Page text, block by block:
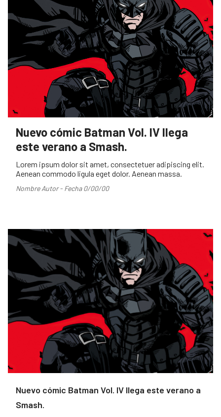
Nuevo cómic Batman Vol. IV llega
este verano a Smash.
Lorem ipsum dolor sit amet, consectetuer adipiscing elit.
Aenean commodo ligula eget dolor. Aenean massa.
Nombre Autor - Fecha 0/00/00
Nuevo cómic Batman Vol. IV llega este verano a
Smash.